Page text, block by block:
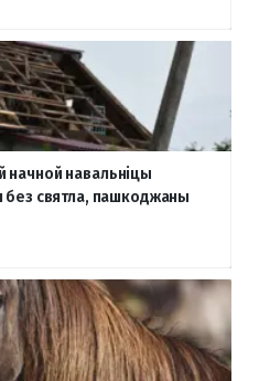
начной навальніцы
без святла, пашкоджаны